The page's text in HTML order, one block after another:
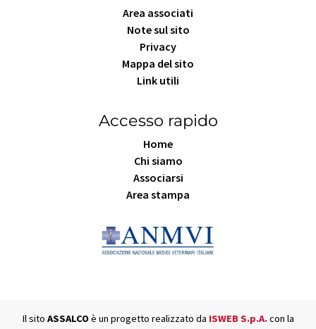
Area associati
Note sul sito
Privacy
Mappa del sito
Link utili
Accesso rapido
Home
Chi siamo
Associarsi
Area stampa
Il sito ASSALCOè un progetto realizzato da ISWEB S.p.A.con la